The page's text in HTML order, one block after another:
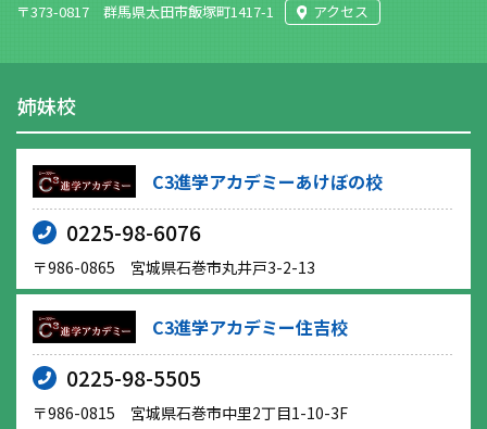
〒373-0817 群馬県太田市飯塚町1417-1 アクセス
姉妹校
C3進学アカデミーあけぼの校
0225-98-6076
〒986-0865 宮城県石巻市丸井戸3-2-13
C3進学アカデミー住吉校
0225-98-5505
〒986-0815 宮城県石巻市中里2丁目1-10-3F